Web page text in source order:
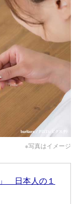
※写真はイメージ
日本人の１